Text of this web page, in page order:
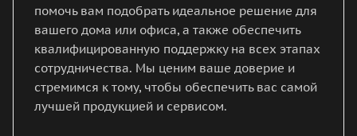
помочь вам подобрать идеальное решение для
вашего дома или офиса, а также обеспечить
квалифицированную поддержку на всех этапах
сотрудничества. Мы ценим ваше доверие и
стремимся к тому, чтобы обеспечить вас самой
лучшей продукцией и сервисом.